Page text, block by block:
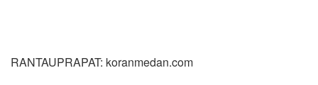
RANTAUPRAPAT: koranmedan.com